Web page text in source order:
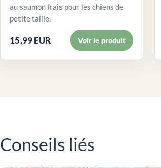
au saumon frais pour les chiens de
petite taille.
15,99 EUR Voir le produit
Conseils liés